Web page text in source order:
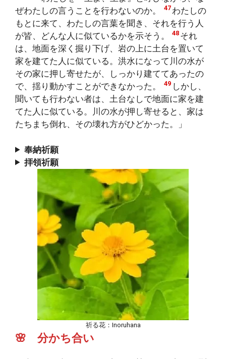
ぜわたしの言うことを行わないのか。
47わたしの
もとに来て、わたしの言葉を聞き、それを行う人
が皆、どんな人に似ているかを示そう。
48 それ
は、地面を深く掘り下げ、岩の上に土台を置いて
家を建てた人に似ている。洪水になって川の水が
その家に押し寄せたが、しっかり建ててあったの
で、揺り動かすことができなかった。
49 しかし、
聞いても行わない者は、土台なしで地面に家を建
てた人に似ている。川の水が押し寄せると、家は
たちまち倒れ、その壊れ方がひどかった。」
奉納祈願
拝領祈願
祈る花：Inoruhana
🌸 分かち合い